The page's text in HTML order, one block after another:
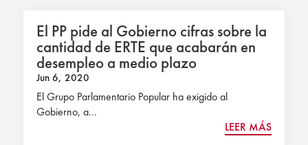
El PP pide al Gobierno cifras sobre la
cantidad de ERTE que acabarán en
desempleo a medio plazo
Jun 6, 2020
El Grupo Parlamentario Popular ha exigido al
Gobierno, a...
LEER MÁS